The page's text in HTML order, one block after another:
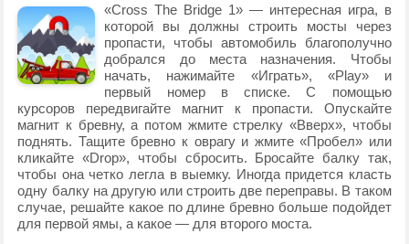
«Cross The Bridge 1» — интересная игра, в
которой вы должны строить мосты через
пропасти, чтобы автомобиль благополучно
добрался до места назначения. Чтобы
начать, нажимайте «Играть», «Play» и
первый номер в списке. С помощью
курсоров передвигайте магнит к пропасти. Опускайте
магнит к бревну, а потом жмите стрелку «Вверх», чтобы
поднять. Тащите бревно к оврагу и жмите «Пробел» или
кликайте «Drop», чтобы сбросить. Бросайте балку так,
чтобы она четко легла в выемку. Иногда придется класть
одну балку на другую или строить две переправы. В таком
случае, решайте какое по длине бревно больше подойдет
для первой ямы, а какое — для второго моста.